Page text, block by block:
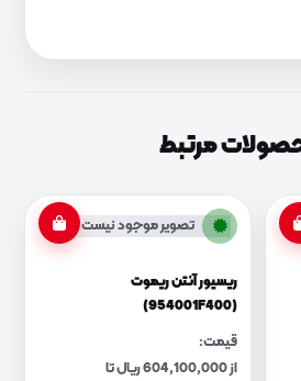
مرتبط
تصویر موجود نیست
ریسیور آنتن ریموت
(954001F400)
قیمت:
از 604,100,000 ریال تا